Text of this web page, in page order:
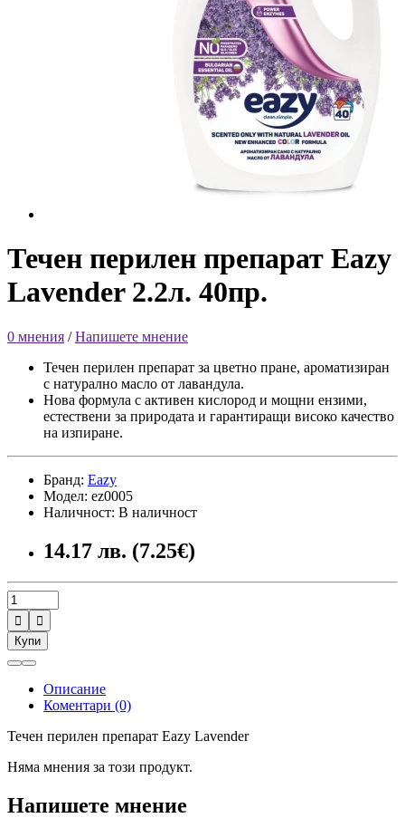
Течен перилен препарат Eazy
Lavender 2.2л. 40пр.
0 мнения /Напишете мнение
Течен перилен препарат за цветно пране, ароматизиран
с натурално масло от лавандула.
Нова формула с активен кислород и мощни ензими,
естествени за природата и гарантиращи високо качество
на изпиране.
Бранд: Eazy
Модел: ez0005
Наличност: В наличност
14.17 лв. (7.25€)


Купи
Описание
Коментари (0)
Течен перилен препарат Eazy Lavender
Няма мнения за този продукт.
Напишете мнение